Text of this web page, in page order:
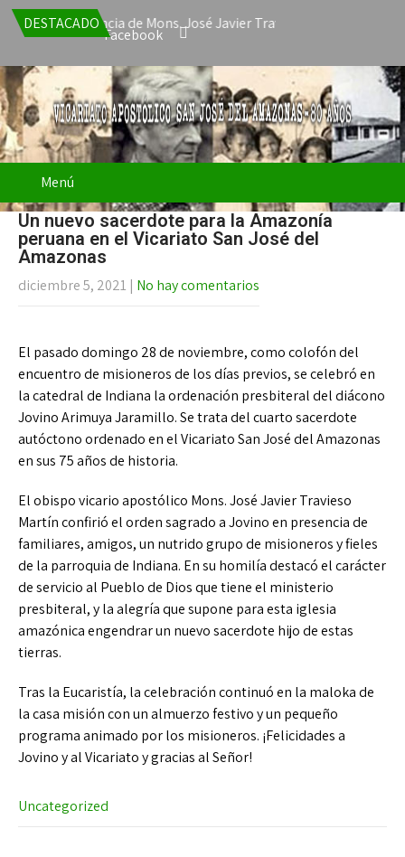
DESTACADO
la renuncia de Mons. José Javier Travieso como Vicario
Facebook
Menú
Un nuevo sacerdote para la Amazonía
peruana en el Vicariato San José del
Amazonas
diciembre 5, 2021 | No hay comentarios
El pasado domingo 28 de noviembre, como colofón del
encuentro de misioneros de los días previos, se celebró en
la catedral de Indiana la ordenación presbiteral del diácono
Jovino Arimuya Jaramillo. Se trata del cuarto sacerdote
autóctono ordenado en el Vicariato San José del Amazonas
en sus 75 años de historia.
El obispo vicario apostólico Mons. José Javier Travieso
Martín confirió el orden sagrado a Jovino en presencia de
familiares, amigos, un nutrido grupo de misioneros y fieles
de la parroquia de Indiana. En su homilía destacó el carácter
de servicio al Pueblo de Dios que tiene el ministerio
presbiteral, y la alegría que supone para esta iglesia
amazónica engendrar un nuevo sacerdote hijo de estas
tierras.
Tras la Eucaristía, la celebración continuó en la maloka de
la casa misión con un almuerzo festivo y un pequeño
programa animado por los misioneros. ¡Felicidades a
Jovino y al Vicariato y gracias al Señor!
Uncategorized